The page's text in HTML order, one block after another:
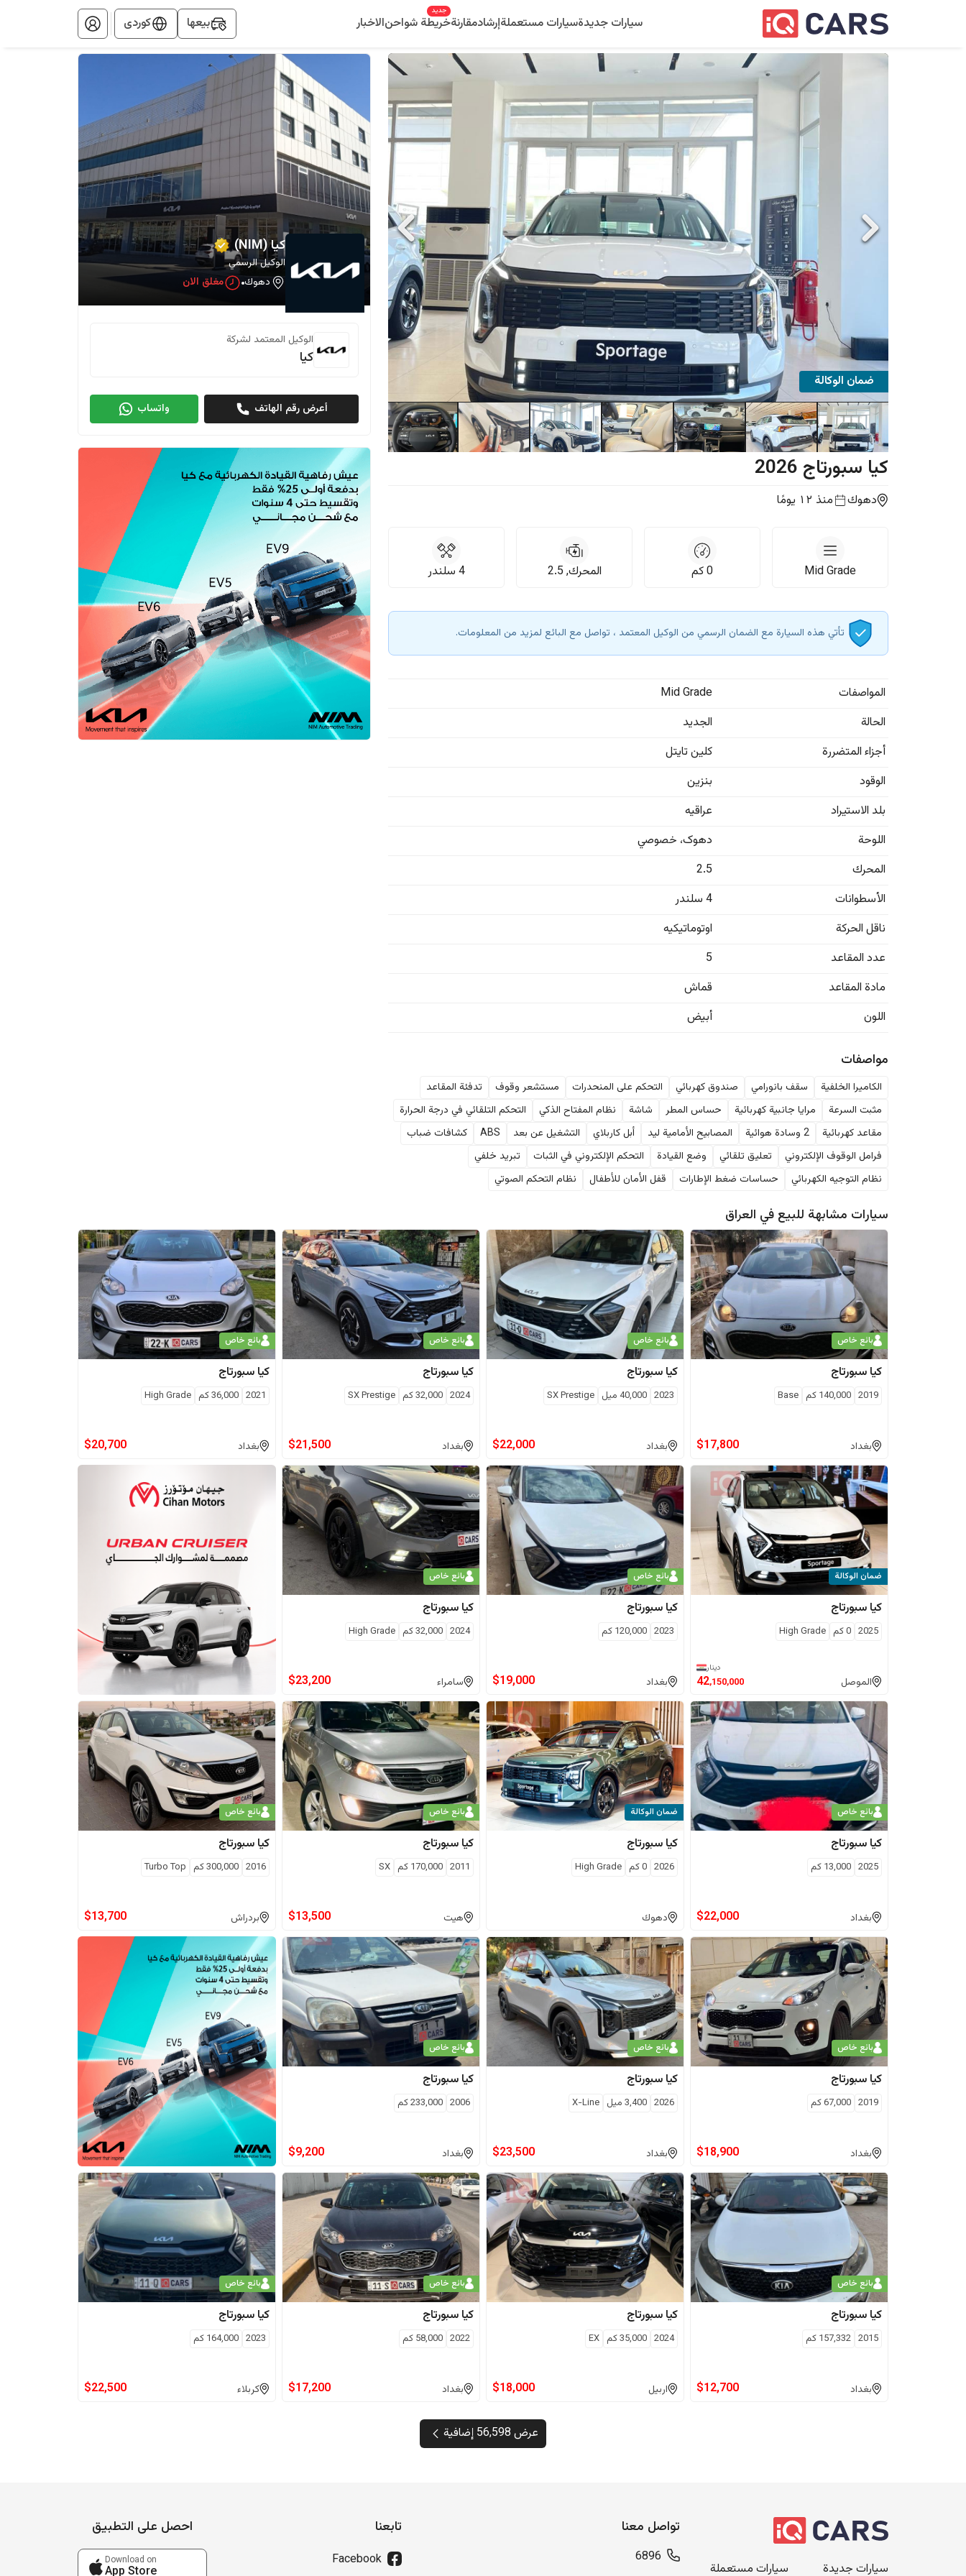
سيارات جديدةسيارات مستعملةإرشادمقارنةخريطة شواحن
جديد
الاخبار بيعها کوردی
ضمان الوكالة
كيا سبورتاج 2026
دهوك منذ ١٢ يومًا
Mid Grade
0كم المحرك, 2.5 4 سلندر
تأتي هذه السيارة مع الضمان الرسمي من الوكيل المعتمد ، تواصل مع البائع لمزيد من المعلومات.
المواصفات
Mid Grade
الحالة
الجديد
أجزاء المتضررة
كلين تايتل
الوقود
بنزين
بلد الاستيراد
عراقيه
اللوحة
دهوک، خصوصي
المحرك
2.5
الأسطوانات
4 سلندر
ناقل الحركة
اوتوماتيكيه
عدد المقاعد
5
مادة المقاعد
قماش
اللون
أبيض
مواصفات
الكاميرا الخلفية سقف بانورامي صندوق كهربائي التحكم على المنحدرات مستشعر وقوف
تدفئة المقاعد
مثبت السرعة
مرايا جانبية كهربائية حساس المطر شاشة نظام المفتاح الذكي
التحكم التلقائي في درجة الحرارة
مقاعد كهربائية
2 وسادة هوائية المصابيح الأمامية ليد أبل كاربلاي التشغيل عن بعد ABS
كشافات ضباب
فرامل الوقوف الإلكتروني
تعليق تلقائي وضع القيادة التحكم الإلكتروني في الثبات
تبريد خلفي
نظام التوجيه الكهربائي
حساسات ضغط الإطارات قفل الأمان للأطفال نظام التحكم الصوتي
كيا (NIM)
الوكيل الرسمي
دهوك
مغلق الان
الوكيل المعتمد لشركة
كيا
أعرض رقم الهاتف واتساب
سيارات مشابهة للبيع في العراق
بائع خاص
كيا سبورتاج
2019
140,000 كم Base
بغداد $17,800
بائع خاص
كيا سبورتاج
2023
40,000 ميل SX Prestige
بغداد $22,000
بائع خاص
كيا سبورتاج
2024
32,000كم SX Prestige
بغداد $21,500
بائع خاص
كيا سبورتاج
2021
36,000كم High Grade
بغداد $20,700
ضمان الوكالة
كيا سبورتاج
2025
0كم High Grade
الموصل
دينار
42,150,000
بائع خاص
كيا سبورتاج
2023
120,000 كم
بغداد $19,000
بائع خاص
كيا سبورتاج
2024
32,000كم High Grade
سامراء $23,200
بائع خاص
كيا سبورتاج
2025
13,000 كم
بغداد $22,000
ضمان الوكالة
كيا سبورتاج
2026
0كم High Grade
دهوك
بائع خاص
كيا سبورتاج
2011
170,000 كم SX
هيت $13,500
بائع خاص
كيا سبورتاج
2016
300,000كم Turbo Top
بردراش $13,700
بائع خاص
كيا سبورتاج
2019
67,000كم
بغداد $18,900
بائع خاص
كيا سبورتاج
2026
3,400 ميل X-Line
بغداد $23,500
بائع خاص
كيا سبورتاج
2006
233,000كم
بغداد $9,200
بائع خاص
كيا سبورتاج
2015
157,332 كم
بغداد $12,700
كيا سبورتاج
2024
35,000كم EX
اربيل $18,000
بائع خاص
كيا سبورتاج
2022
58,000 كم
بغداد $17,200
بائع خاص
كيا سبورتاج
2023
164,000 كم
كربلاء $22,500
عرض 56,598 إضافية
سيارات جديدة سيارات مستعملة
تواصل معنا
6896
تابعنا
Facebook
احصل على التطبيق
Download on
App Store